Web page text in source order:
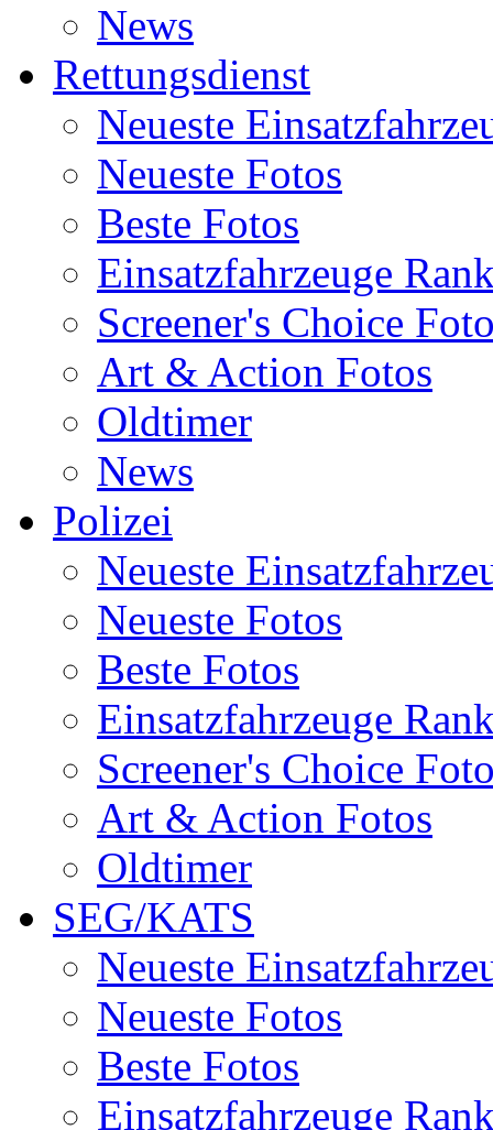
News
Rettungsdienst
Neueste
Neueste Fotos
Beste Fotos
Einsatzfahrzeuge
Screener's Choice
Art & Action Fotos
Oldtimer
News
Polizei
Neueste
Neueste Fotos
Beste Fotos
Einsatzfahrzeuge
Screener's Choice
Art & Action Fotos
Oldtimer
SEG/KATS
Neueste
Neueste Fotos
Beste Fotos
Einsatzfahrzeuge